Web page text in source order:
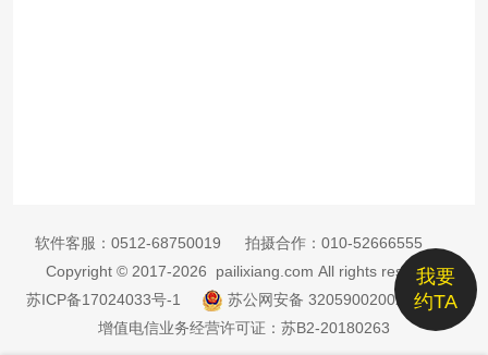
我要
约TA
软件客服： 0512-68750019 拍摄合作： 010-52666555
Copyright © 2017-2026 pailixiang.com All rights reserved
苏ICP备17024033号-1
苏公网安备 32059002002885号
增值电信业务经营许可证：苏B2-20180263